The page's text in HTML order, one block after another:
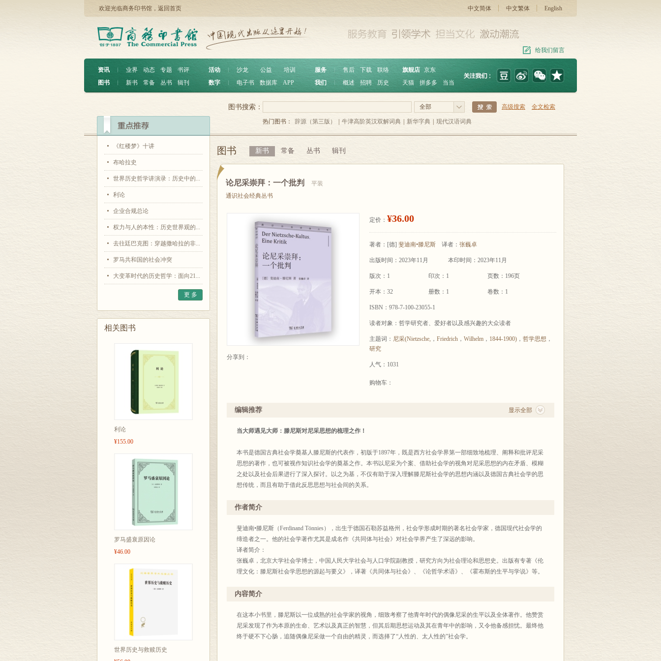
欢迎光临商务印书馆， 返回首页 中文简体 中文繁体 English
给我们留言
资讯 ︱ 业界 动态 专题
书评
图书
︱ 新书 常备 丛书 辑刊
活动 沙龙 公益
培训
数字
电子书 数据库 APP
服务 ︱ 售后 下载
联络
我们
概述 招聘 历史
旗舰店 京东
天猫
拼多多 当当
《红楼梦》十讲
布哈拉史
世界历史哲学讲演录：历史中的...
利论
企业合规总论
权力与人的本性：历史世界观的...
去往廷巴克图：穿越撒哈拉的非...
罗马共和国的社会冲突
大变革时代的历史哲学：面向21...
更 多
相关图书
利论
¥155.00
罗马盛衰原因论
¥46.00
世界历史与救赎历史
全部 高级搜索 全文检索
图书搜索：
热门图书： 辞源（第三版） 牛津高阶英汉双解词典 新华字典 现代汉语词典
图书 新书 常备 丛书 辑刊
论尼采崇拜：一个批判
平装
通识社会经典丛书
分享到：
定价： ¥36.00
著者： [德] 斐迪南•滕尼斯 译者： 张巍卓
出版时间：2023年11月 本印时间：2023年11月
版次：1 印次：1 页数：196页
开本：32 册数：1 卷数：1
ISBN：978-7-100-23055-1
读者对象：哲学研究者、爱好者以及感兴趣的大众读者
主题词： 尼采(Nietzsche, ， Friedrich ， Wilhelm ， 1844-1900) ， 哲学思想 ，
研究
人气：1031
购物车：
显示全部
编辑推荐
当大师遇见大师：滕尼斯对尼采思想的梳理之作！
本书是德国古典社会学奠基人滕尼斯的代表作，初版于1897年，既是西方社会学界第一部细致地梳理、阐释和批评尼采
思想的著作，也可被视作知识社会学的奠基之作。本书以尼采为个案、借助社会学的视角对尼采思想的内在矛盾、模糊
之处以及社会后果进行了深入探讨。以之为基，不仅有助于深入理解滕尼斯社会学的思想内涵以及德国古典社会学的思
想传统，而且有助于借此反思思想与社会间的关系。
作者简介
斐迪南•滕尼斯（Ferdinand Tönnies），出生于德国石勒苏益格州，社会学形成时期的著名社会学家，德国现代社会学的
缔造者之一。他的社会学著作尤其是成名作《共同体与社会》对社会学界产生了深远的影响。
译者简介：
张巍卓，北京大学社会学博士，中国人民大学社会与人口学院副教授，研究方向为社会理论和思想史。出版有专著《伦
理文化：滕尼斯社会学思想的源起与要义》，译著《共同体与社会》、《论哲学术语》、《霍布斯的生平与学说》等。
内容简介
在这本小书里，滕尼斯以一位成熟的社会学家的视角，细致考察了他青年时代的偶像尼采的生平以及全体著作。他赞赏
尼采发现了作为本原的生命、艺术以及真正的智慧，但其后期思想运动及其在青年中的影响，又令他备感担忧。最终他
终于硬不下心肠，追随偶像尼采做一个自由的精灵，而选择了“人性的、太人性的”社会学。